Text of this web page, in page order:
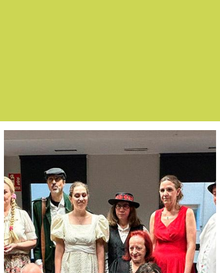
Boletín